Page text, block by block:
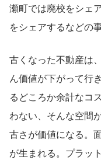
瀬町では廃校をシェ
をシェアするなどの
古くなった不動産は
ん価値が下がって行
るどころか余計なコ
わない、そんな空間
古さが価値になる。
が生まれる。プラッ